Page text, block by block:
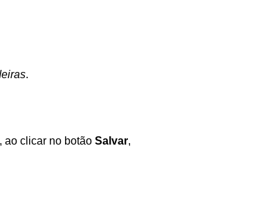
.
ao clicar no botão Salvar,